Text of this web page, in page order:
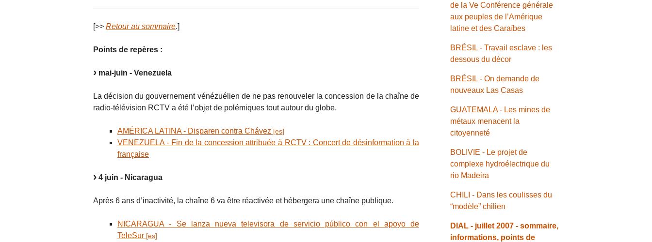
[>> Retour au sommaire.]
Points de repères :
mai-juin - Venezuela
La décision du gouvernement vénézuélien de ne pas renouveler la concession de la chaîne de
radio-télévision RCTV a été l’objet de polémiques tout autour du globe.
AMÉRICA LATINA - Disparen contra Chávez
VENEZUELA - Fin de la concession attribuée à RCTV : Concert de désinformation à la
française
4 juin - Nicaragua
Après 6 ans d’inactivité, la chaîne 6 va être réactivée et hébergera une chaîne publique.
NICARAGUA - Se lanza nueva televisora de servicio público con el apoyo de
TeleSur
de la Ve Conférence générale
aux peuples de l’Amérique
latine et des Caraïbes
BRÉSIL - Travail esclave : les
dessous du décor
BRÉSIL - On demande de
nouveaux Las Casas
GUATEMALA - Les mines de
métaux menacent la
citoyenneté
BOLIVIE - Le projet de
complexe hydroélectrique du
rio Madeira
CHILI - Dans les coulisses du
“modèle” chilien
DIAL - juillet 2007 - sommaire,
informations, points de